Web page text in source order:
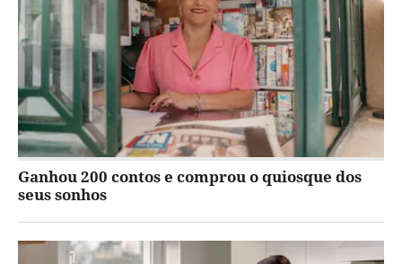
Ganhou 200 contos e comprou o quiosque dos
seus sonhos